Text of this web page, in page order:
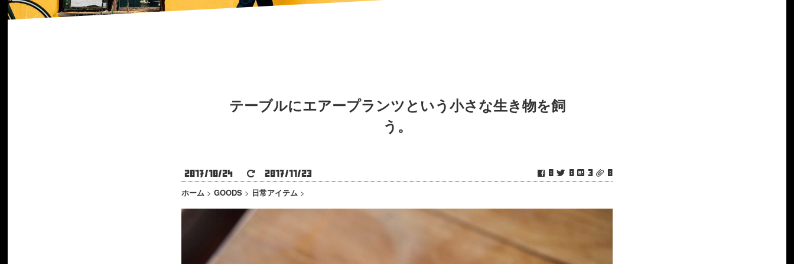
テーブルにエアープランツという小さな生き物を飼
う。
0 0 3 0
2017/10/24 2017/11/23
ホーム > GOODS > 日常アイテム >